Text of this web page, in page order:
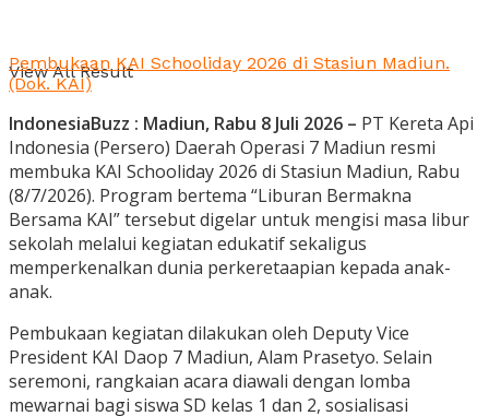
View All Result
Pembukaan KAI Schooliday 2026 di Stasiun Madiun.
(Dok. KAI)
IndonesiaBuzz : Madiun, Rabu 8 Juli 2026 – PT Kereta Api
Indonesia (Persero) Daerah Operasi 7 Madiun resmi
membuka KAI Schooliday 2026 di Stasiun Madiun, Rabu
(8/7/2026). Program bertema “Liburan Bermakna
Bersama KAI” tersebut digelar untuk mengisi masa libur
sekolah melalui kegiatan edukatif sekaligus
memperkenalkan dunia perkeretaapian kepada anak-
anak.
Pembukaan kegiatan dilakukan oleh Deputy Vice
President KAI Daop 7 Madiun, Alam Prasetyo. Selain
seremoni, rangkaian acara diawali dengan lomba
mewarnai bagi siswa SD kelas 1 dan 2, sosialisasi